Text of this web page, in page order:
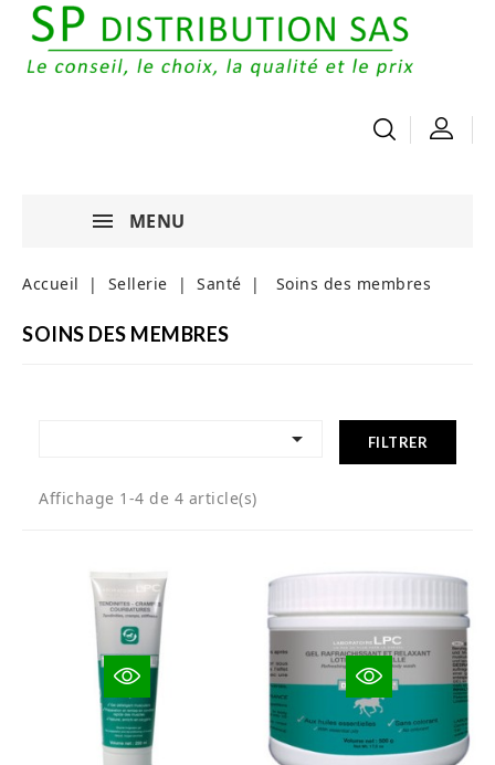
MENU
Accueil Sellerie Santé Soins des membres
SOINS DES MEMBRES
 FILTRER
Affichage 1-4 de 4 article(s)